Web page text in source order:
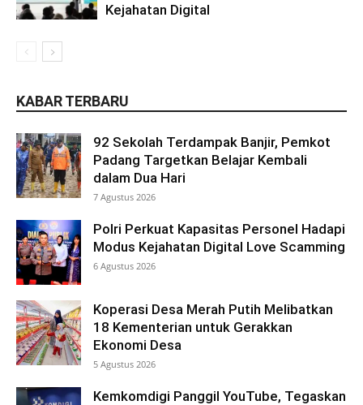
Kejahatan Digital
KABAR TERBARU
92 Sekolah Terdampak Banjir, Pemkot
Padang Targetkan Belajar Kembali
dalam Dua Hari
7 Agustus 2026
Polri Perkuat Kapasitas Personel Hadapi
Modus Kejahatan Digital Love Scamming
6 Agustus 2026
Koperasi Desa Merah Putih Melibatkan
18 Kementerian untuk Gerakkan
Ekonomi Desa
5 Agustus 2026
Kemkomdigi Panggil YouTube, Tegaskan